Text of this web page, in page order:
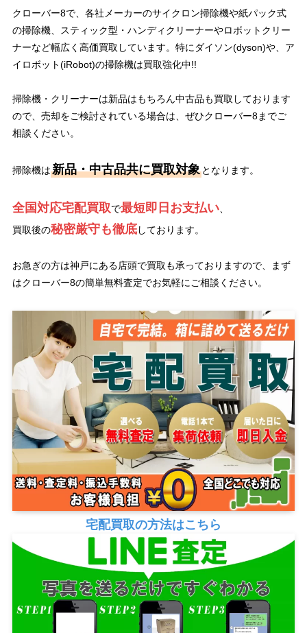
クローバー8で、各社メーカーのサイクロン掃除機や紙パック式
の掃除機、スティック型・ハンディクリーナーやロボットクリー
ナーなど幅広く高価買取しています。特にダイソン(dyson)や、ア
イロボット(iRobot)の掃除機は買取強化中!!
掃除機・クリーナーは新品はもちろん中古品も買取しております
ので、売却をご検討されている場合は、ぜひクローバー8までご
相談ください。
掃除機は新品・中古品共に買取対象となります。
全国対応宅配買取で最短即日お支払い、
買取後の秘密厳守も徹底しております。
お急ぎの方は神戸にある店頭で買取も承っておりますので、まず
はクローバー8の簡単無料査定でお気軽にご相談ください。
宅配買取の方法はこちら